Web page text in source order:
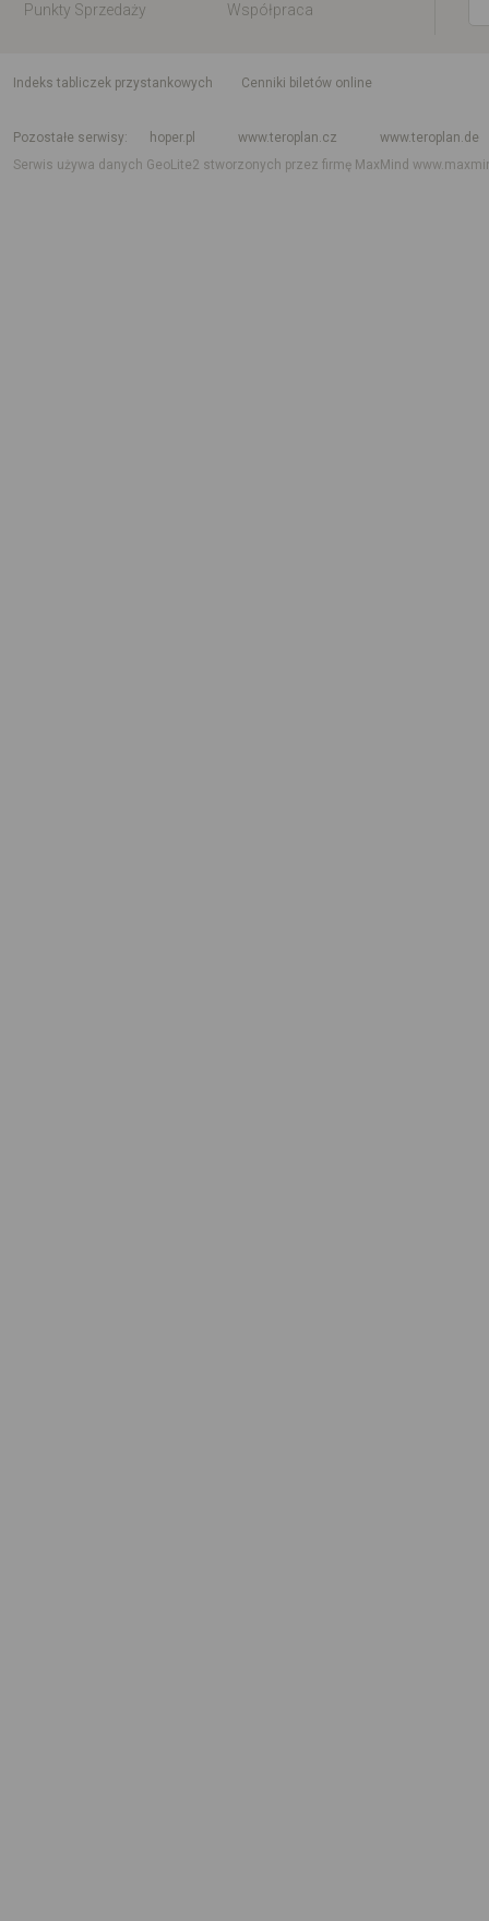
Punkty Sprzedaży
Współpraca
indeks tabliczek przystankowych
Cenniki biletów online
Pozostałe serwisy
hoper.pl www.teroplan.cz
www.teroplan.de
Serwis używa danych GeoLite2 stworzonych przez firmę MaxMind